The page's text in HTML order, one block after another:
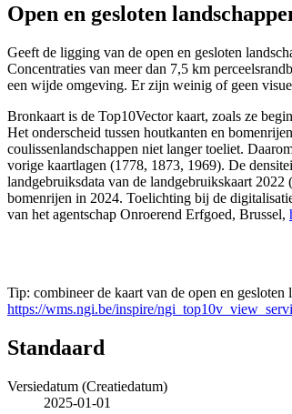
Open en gesloten
Geeft de ligging van de open en gesloten
Concentraties van meer dan 7,5 km
een wijde omgeving. Er zijn weinig of geen
Bronkaart is de Top10Vector kaart, zoals ze
Het onderscheid tussen houtkanten en
coulissenlandschappen niet langer toeliet.
vorige kaartlagen (1778, 1873, 1969). De
landgebruiksdata van de landgebruikskaart
bomenrijen in 2024. Toelichting bij de
van het agentschap Onroerend Erfgoed, Brussel,
Tip: combineer de kaart van de open en
https://wms.ngi.be/inspire/
Standaard
Versiedatum (Creatiedatum)
2025-01-01